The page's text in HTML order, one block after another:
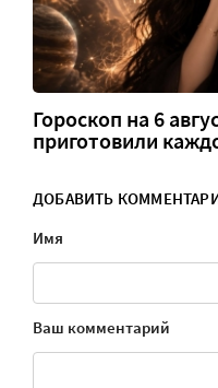
Гороскоп на 6
приготовили
ДОБАВИТЬ
Имя
Ваш комментарий